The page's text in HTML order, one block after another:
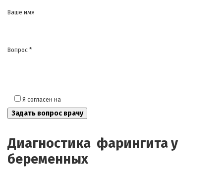
Ваше имя
Вопрос *
Я согласен на
Диагностика фарингита у
беременных